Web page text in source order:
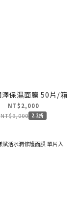
晶萃潤澤保濕面膜 50片/箱
NT$2,000
NT$9,000 2.2折